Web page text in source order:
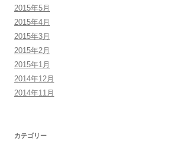
2015年5月
2015年4月
2015年3月
2015年2月
2015年1月
2014年12月
2014年11月
カテゴリー